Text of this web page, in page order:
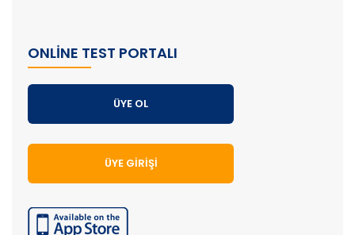
ONLINE TEST PORTALI
ÜYE OL
ÜYE GIRIŞI